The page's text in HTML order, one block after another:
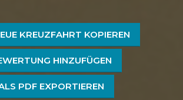
KREUZFAHRT KOPIEREN
HINZUFÜGEN
PDF EXPORTIEREN